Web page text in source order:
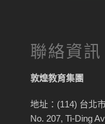
聯絡資訊
敦煌教育集團
地址：(114) 台北
No. 207, Ti-Ding